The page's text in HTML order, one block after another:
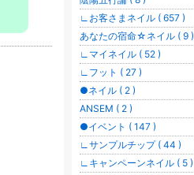
∟お客さまネイル ( 657 )
あなたの宿命☆ネイル ( 9 )
∟マイネイル ( 52 )
∟フット ( 27 )
●ネイル ( 2 )
ANSEM ( 2 )
●イベント ( 147 )
∟サンプルチップ ( 44 )
∟キャンペーンネイル ( 5 )